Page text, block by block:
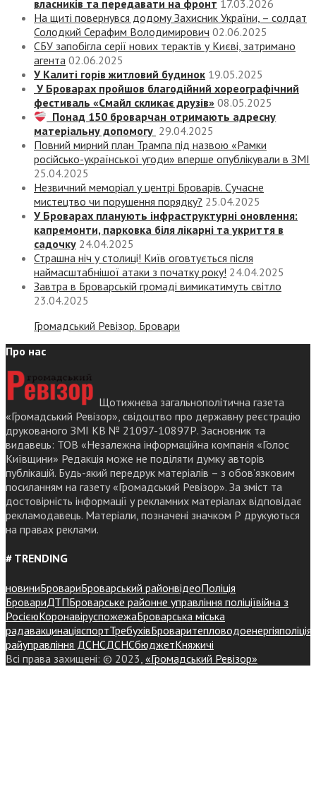
власників та передавати на фронт 17.03.2026
На щиті повернувся додому Захисник України, – солдат
Солодкий Серафим Володимирович 02.06.2025
СБУ запобігла серії нових терактів у Києві, затримано
агента 02.06.2025
У Калиті горів житловий будинок 19.05.2025
У Броварах пройшов благодійний хореографічний
фестиваль «Смайл скликає друзів» 08.05.2025
Понад 150 броварчан отримають адресну
матеріальну допомогу 29.04.2025
Повний мирний план Трампа під назвою «‎Рамки
російсько-української угоди» вперше опублікували в ЗМІ
25.04.2025
Незвичний меморіал у центрі Броварів. Сучасне
мистецтво чи порушення порядку? 25.04.2025
У Броварах планують інфраструктурні оновлення:
капремонти, парковка біля лікарні та укриття в
садочку 24.04.2025
Страшна ніч у столиці! Київ оговтується після
наймасштабнішої атаки з початку року! 24.04.2025
Завтра в Броварській громаді вимикатимуть світло
23.04.2025
Громадський Ревізор. Бровари
Про нас
Щотижнева загальнополітична газета
«Громадський Ревізор», свідоцтво про державну реєстрацію
друкованого ЗМІ КВ № 21097-10897Р. Засновник та
видавець: ТОВ «Незалежна інформаційна компанія «Голос
Київщини» Редакція може не поділяти думку авторів
публікацій. Будь-який передрук матеріалів – з обов’язковим
посиланням на газету «Громадський Ревізор». За зміст та
достовірність інформації у рекламних матеріалах відповідає
рекламодавець. Матеріали, позначені значком Р друкуються
на правах реклами.
# TRENDING
новиниБровариБроварський районвідеоПоліція
БровариДТПБроварське районне управління поліціївійна з
РосієюКоронавіруспожежаБроварська міська
радавакцинаціяспортТребухівБроваритепловодоенергіяполіція
райуправління ДСНСДСНСбюджетКняжичі
Всі права захищені: © 2023, «Громадський Ревізор»